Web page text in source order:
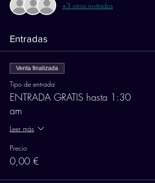
+3 otros invitados
Entradas
Venta finalizada
Tipo de entrada
ENTRADA GRATIS hasta 1:30
am
Leer más
Precio
0,00 €